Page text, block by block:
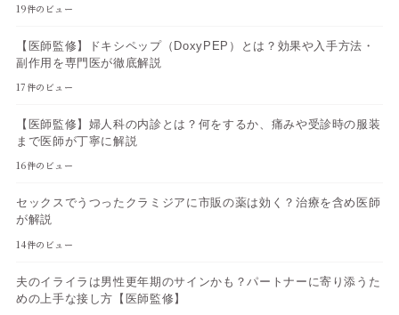
19件のビュー
【医師監修】ドキシペップ（DoxyPEP）とは？効果や入手方法・
副作用を専門医が徹底解説
17件のビュー
【医師監修】婦人科の内診とは？何をするか、痛みや受診時の服装
まで医師が丁寧に解説
16件のビュー
セックスでうつったクラミジアに市販の薬は効く？治療を含め医師
が解説
14件のビュー
夫のイライラは男性更年期のサインかも？パートナーに寄り添うた
めの上手な接し方【医師監修】